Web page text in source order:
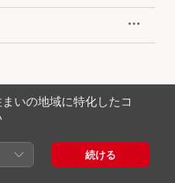
(Japan) Inc.
いの地域に特化したコ
続ける